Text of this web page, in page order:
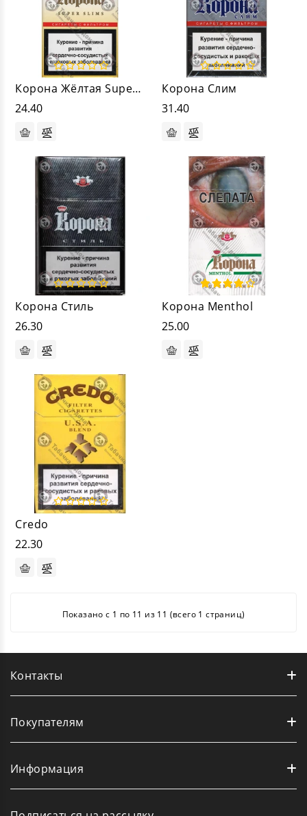
Корона Жёлтая Super Slims
24.40
Корона Слим
31.40
Корона Стиль
26.30
Корона Menthol
25.00
Credo
22.30
Показано с 1 по 11 из 11 (всего 1 страниц)
Контакты
Покупателям
Информация